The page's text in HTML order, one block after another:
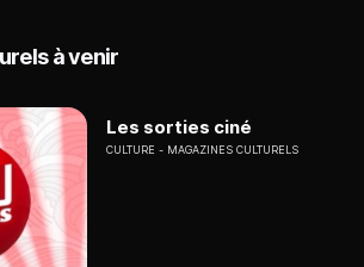
à venir
Les sorties ciné
CULTURE MAGAZINES CULTURELS